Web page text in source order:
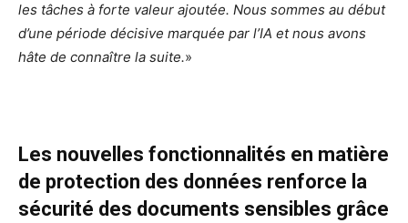
les tâches à forte valeur ajoutée. Nous sommes au début
d’une période décisive marquée par l’IA et nous avons
hâte de connaître la suite.»
Les nouvelles fonctionnalités en matière
de protection des données renforce la
sécurité des documents sensibles grâce